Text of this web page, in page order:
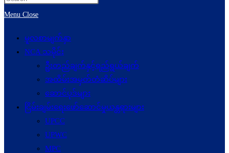
Menu Close
မူလစာမျက်နှာ
NCA သမိုင်း
ဦးတည်ချက်နှင့်ရည်ရွယ်ချက်
အထိမ်းအမှတ်တံဆိပ်များ
ဆောင်ပုဒ်များ
ငြိမ်းချမ်းရေးဖော်‌ဆောင်မှုယန္တရားများ
UPCC
UPWC
MPC